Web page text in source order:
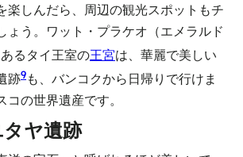
楽しんだら、周辺の観光スポットもチ
ょう。ワット・プラケオ（エメラルド
るタイ王室の王宮は、華麗で美しい
跡9も、バンコクから日帰りで行けま
の世界遺産です。
ヤ遺跡